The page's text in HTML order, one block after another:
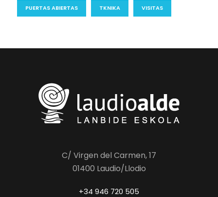
PUERTAS ABIERTAS TKNIKA VISITAS
C/ Virgen del Carmen, 17
01400 Laudio/Llodio
+34 946 720 505